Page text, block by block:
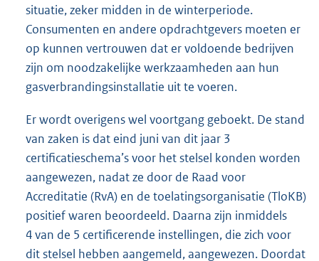
situatie, zeker midden in de winterperiode.
Consumenten en andere opdrachtgevers moeten er
op kunnen vertrouwen dat er voldoende bedrijven
zijn om noodzakelijke werkzaamheden aan hun
gasverbrandingsinstallatie uit te voeren.
Er wordt overigens wel voortgang geboekt. De stand
van zaken is dat eind juni van dit jaar 3
certificatieschema’s voor het stelsel konden worden
aangewezen, nadat ze door de Raad voor
Accreditatie (RvA) en de toelatingsorganisatie (TloKB)
positief waren beoordeeld. Daarna zijn inmiddels
4 van de 5 certificerende instellingen, die zich voor
dit stelsel hebben aangemeld, aangewezen. Doordat